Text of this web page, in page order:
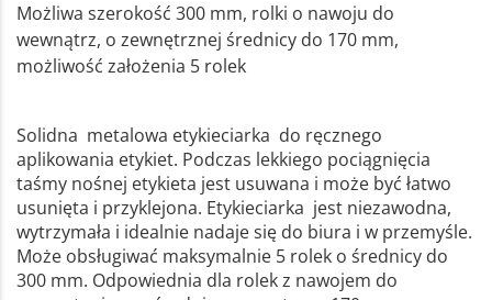
Możliwa szerokość 300 mm, rolki o nawoju do
wewnątrz, o zewnętrznej średnicy do 170 mm,
możliwość założenia 5 rolek
Solidna metalowa etykieciarka do ręcznego
aplikowania etykiet. Podczas lekkiego pociągnięcia
taśmy nośnej etykieta jest usuwana i może być łatwo
usunięta i przyklejona. Etykieciarka jest niezawodna,
wytrzymała i idealnie nadaje się do biura i w przemyśle.
Może obsługiwać maksymalnie 5 rolek o średnicy do
300 mm. Odpowiednia dla rolek z nawojem do